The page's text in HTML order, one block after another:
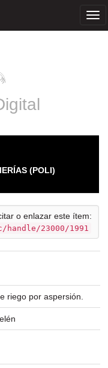
(POLI)
o enlazar este ítem:
23000/1991
riego por aspersión.